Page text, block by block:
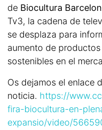
de Biocultura
Tv3, la cadena de
se desplaza para
aumento de
sostenibles en el
Os dejamos el enlace
noticia. https://
fira-biocultura-en-
expansio/video/